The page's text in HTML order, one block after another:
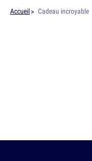
Accueil Cadeau incroyable